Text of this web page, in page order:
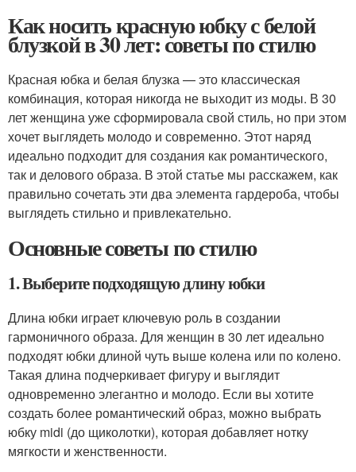
Как носить красную юбку с белой
блузкой в 30 лет: советы по стилю
Красная юбка и белая блузка — это классическая
комбинация, которая никогда не выходит из моды. В 30
лет женщина уже сформировала свой стиль, но при этом
хочет выглядеть молодо и современно. Этот наряд
идеально подходит для создания как романтического,
так и делового образа. В этой статье мы расскажем, как
правильно сочетать эти два элемента гардероба, чтобы
выглядеть стильно и привлекательно.
Основные советы по стилю
1. Выберите подходящую длину юбки
Длина юбки играет ключевую роль в создании
гармоничного образа. Для женщин в 30 лет идеально
подходят юбки длиной чуть выше колена или по колено.
Такая длина подчеркивает фигуру и выглядит
одновременно элегантно и молодо. Если вы хотите
создать более романтический образ, можно выбрать
юбку midi (до щиколотки), которая добавляет нотку
мягкости и женственности.